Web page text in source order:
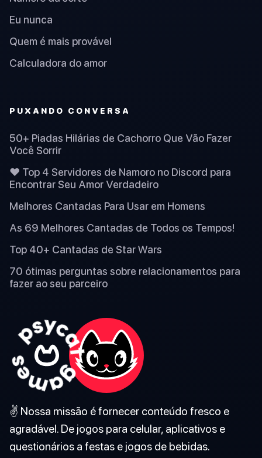
Eu nunca
Quem é mais provável
Calculadora do amor
PUXANDO CONVERSA
50+ Piadas Hilárias de Cachorro Que Vão Fazer
Você Sorrir
❤️ Top 4 Servidores de Namoro no Discord para
Encontrar Seu Amor Verdadeiro
Melhores Cantadas Para Usar em Homens
As 69 Melhores Cantadas de Todos os Tempos!
Top 40+ Cantadas de Star Wars
70 ótimas perguntas sobre relacionamentos para
fazer ao seu parceiro
✌️ Nossa missão é fornecer conteúdo fresco e
agradável. De jogos para celular, aplicativos e
questionários a festas e jogos de bebidas.